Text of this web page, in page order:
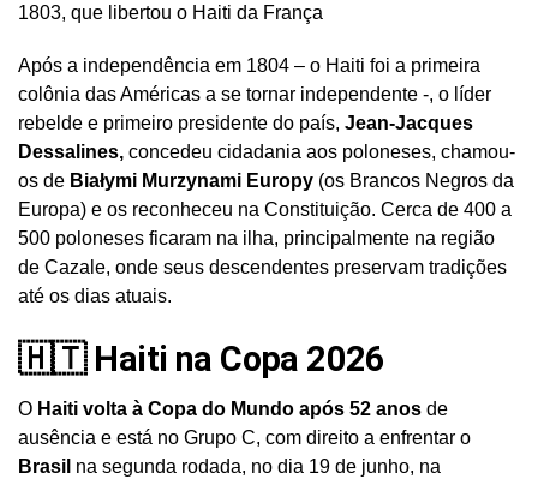
1803, que libertou o Haiti da França
Após a independência em 1804 – o Haiti foi a primeira
colônia das Américas a se tornar independente -, o líder
rebelde e primeiro presidente do país, Jean-Jacques
Dessalines, concedeu cidadania aos poloneses, chamou-
os de Białymi Murzynami Europy (os Brancos Negros da
Europa) e os reconheceu na Constituição. Cerca de 400 a
500 poloneses ficaram na ilha, principalmente na região
de Cazale, onde seus descendentes preservam tradições
até os dias atuais.
🇭🇹 Haiti na Copa 2026
O Haiti volta à Copa do Mundo após 52 anos de
ausência e está no Grupo C, com direito a enfrentar o
Brasil na segunda rodada, no dia 19 de junho, na